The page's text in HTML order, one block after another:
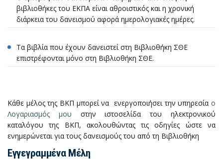
βιβλιοθήκες του ΕΚΠΑ είναι αθροιστικός και η χρονική
διάρκεια του δανεισμού αφορά ημερολογιακές ημέρες.
Τα βιβλία που έχουν δανειστεί στη Βιβλιοθήκη ΣΘΕ
επιστρέφονται μόνο στη Βιβλιοθήκη ΣΘΕ.
Κάθε μέλος της ΒΚΠ μπορεί να ενεργοποιήσει την υπηρεσία ο
Λογαριασμός μου στην ιστοσελίδα του ηλεκτρονικού
καταλόγου της ΒΚΠ, ακολουθώντας τις οδηγίες ώστε να
ενημερώνεται για τους δανεισμούς του από τη Βιβλιοθήκη
Εγγεγραμμένα Μέλη